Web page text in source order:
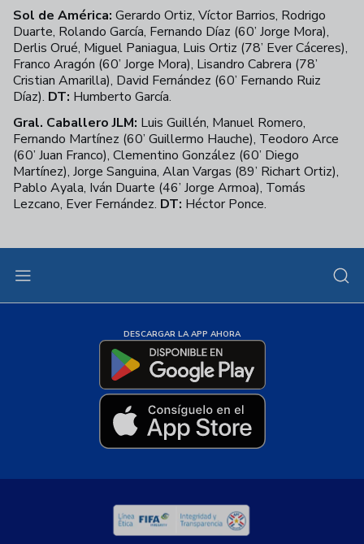
Sol de América: Gerardo Ortiz, Víctor Barrios, Rodrigo
Duarte, Rolando García, Fernando Díaz (60’ Jorge Mora),
Derlis Orué, Miguel Paniagua, Luis Ortiz (78’ Ever Cáceres),
Franco Aragón (60’ Jorge Mora), Lisandro Cabrera (78’
Cristian Amarilla), David Fernández (60’ Fernando Ruiz
Díaz). DT: Humberto García.
Gral. Caballero JLM: Luis Guillén, Manuel Romero,
Fernando Martínez (60’ Guillermo Hauche), Teodoro Arce
(60’ Juan Franco), Clementino González (60’ Diego
Martínez), Jorge Sanguina, Alan Vargas (89’ Richart Ortiz),
Pablo Ayala, Iván Duarte (46’ Jorge Armoa), Tomás
Lezcano, Ever Fernández. DT: Héctor Ponce.
DESCARGAR LA APP AHORA